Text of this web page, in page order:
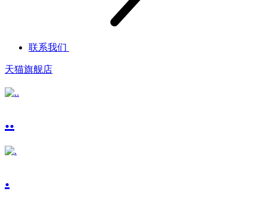
联系我们
天猫旗舰店
..
.